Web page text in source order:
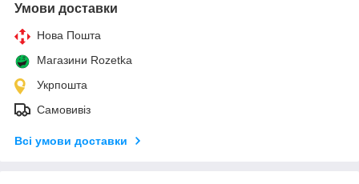
Умови доставки
Нова Пошта
Магазини Rozetka
Укрпошта
Самовивіз
Всі умови доставки